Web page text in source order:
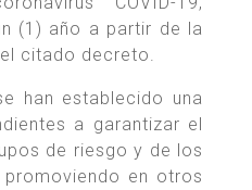
(1) año a partir de la
citado decreto.
han establecido una
a garantizar el
de riesgo y de los
en otros